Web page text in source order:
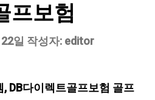
프보험
일 작성자: editor
DB다이렉트골프보험 골프